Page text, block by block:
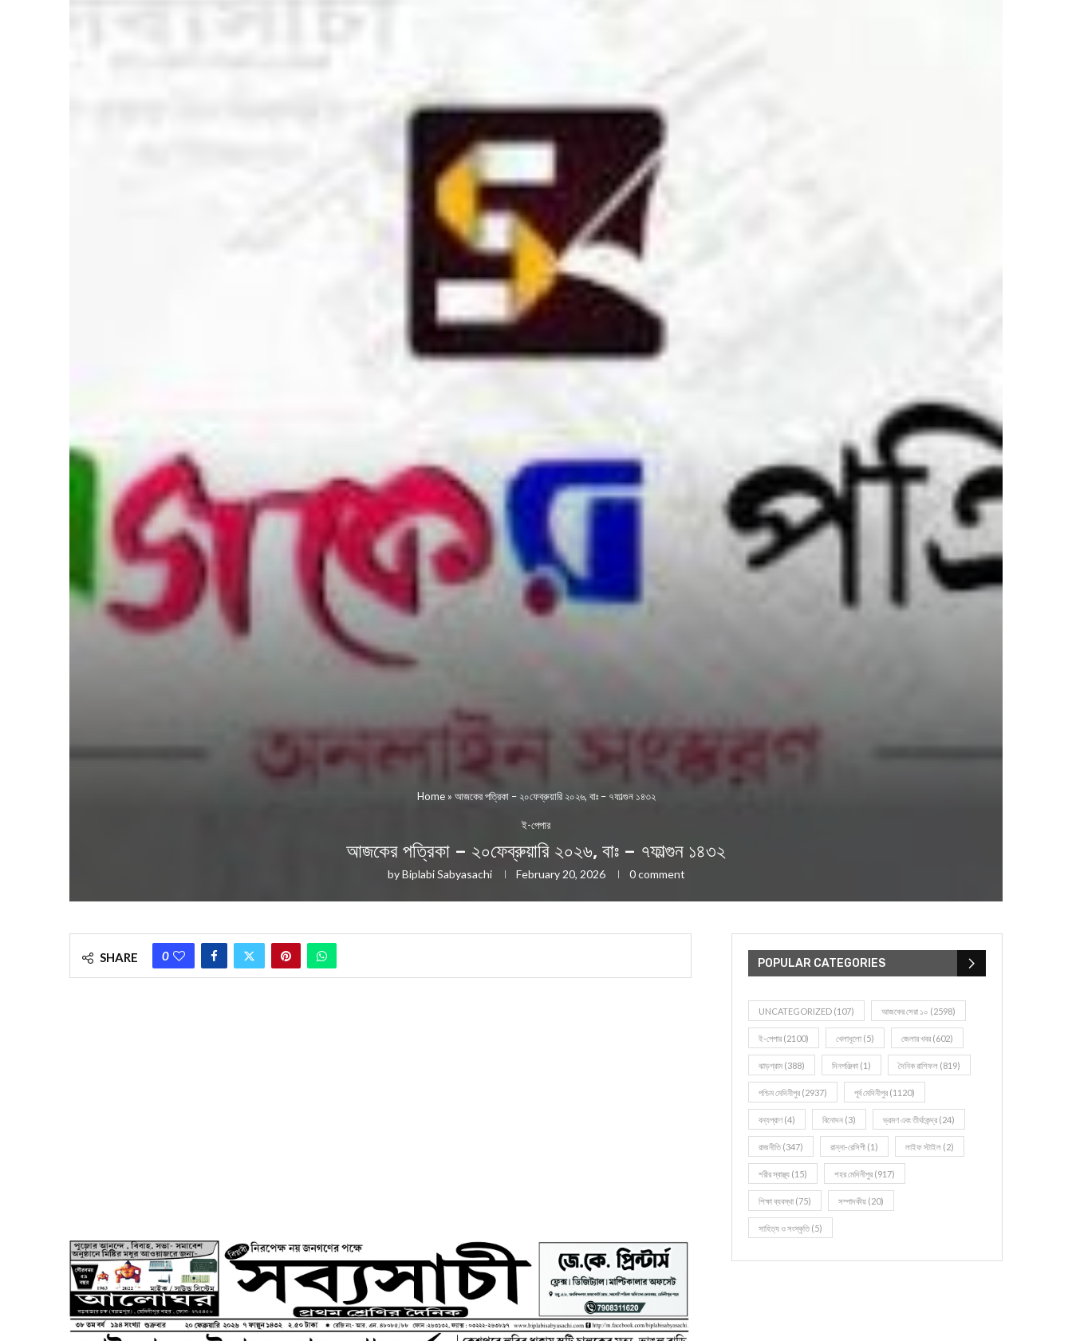
Home» আজকের পত্রিকা – ২০ফেব্রুয়ারি ২০২৬, বাঃ – ৭ফাল্গুন ১৪৩২
ই-পেপার
আজকের পত্রিকা – ২০ফেব্রুয়ারি ২০২৬, বাঃ – ৭ফাল্গুন ১৪৩২
byBiplabi Sabyasachi February 20, 2026 0 comment
SHARE 0
POPULAR CATEGORIES
UNCATEGORIZED (107) আজকের সেরা ১০ (2598)
ই-পেপার (2100) খেলাধূলো (5) জেলার খবর (602)
ঝাড়গ্রাম (388) দিনপঞ্জিকা (1) দৈনিক রাশিফল (819)
পশ্চিম মেদিনীপুর (2937) পূর্ব মেদিনীপুর (1120)
বন্যপ্রাণ (4) বিনোদন (3) ভ্রমণ এবং তীর্থকেন্দ্র (24)
রাজনীতি(347) রান্না-রেসিপী (1) লাইফ স্টাইল (2)
শরীর স্বাস্থ্য (15) শহর মেদিনীপুর (917)
শিক্ষা ব্যবস্থা (75) সম্পাদকীয় (20)
সাহিত্য ও সংস্কৃতি(5)